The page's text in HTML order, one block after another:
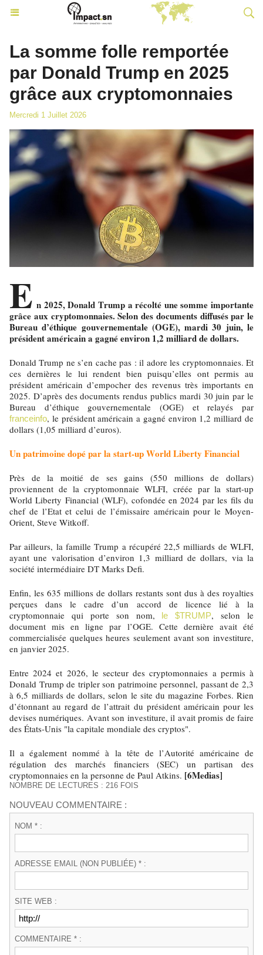
La somme folle remportée
par Donald Trump en 2025
grâce aux cryptomonnaies
Mercredi 1 Juillet 2026
E n 2025, Donald Trump a récolté une somme importante
grâce aux cryptomonnaies. Selon des documents diffusés par le
Bureau d’éthique gouvernementale (OGE), mardi 30 juin, le
président américain a gagné environ 1,2 milliard de dollars.
Donald Trump ne s’en cache pas : il adore les cryptomonnaies. Et
ces dernières le lui rendent bien puisqu’elles ont permis au
président américain d’empocher des revenus très importants en
2025. D’après des documents rendus publics mardi 30 juin par le
Bureau d’éthique gouvernementale (OGE) et relayés par
franceinfo, le président américain a gagné environ 1,2 milliard de
dollars (1,05 milliard d’euros).
Un patrimoine dopé par la start-up World Liberty Financial
Près de la moitié de ses gains (550 millions de dollars)
proviennent de la cryptomonnaie WLFI, créée par la start-up
World Liberty Financial (WLF), cofondée en 2024 par les fils du
chef de l’Etat et celui de l’émissaire américain pour le Moyen-
Orient, Steve Witkoff.
Par ailleurs, la famille Trump a récupéré 22,5 milliards de WLFI,
ayant une valorisation d’environ 1,3 milliard de dollars, via la
société intermédiaire DT Marks Defi.
Enfin, les 635 millions de dollars restants sont dus à des royalties
perçues dans le cadre d’un accord de licence lié à la
cryptomonnaie qui porte son nom,
le $TRUMP, selon le
document mis en ligne par l’OGE. Cette dernière avait été
commercialisée quelques heures seulement avant son investiture,
en janvier 2025.
Entre 2024 et 2026, le secteur des cryptomonnaies a permis à
Donald Trump de tripler son patrimoine personnel, passant de 2,3
à 6,5 milliards de dollars, selon le site du magazine Forbes. Rien
d’étonnant au regard de l’attrait du président américain pour les
devises numériques. Avant son investiture, il avait promis de faire
des États-Unis "la capitale mondiale des cryptos".
Il a également nommé à la tête de l’Autorité américaine de
régulation des marchés financiers (SEC) un partisan des
cryptomonnaies en la personne de Paul Atkins. [6Medias]
NOMBRE DE LECTURES : 216 FOIS
NOUVEAU COMMENTAIRE :
NOM * :
ADRESSE EMAIL (NON PUBLIÉE) * :
SITE WEB :
COMMENTAIRE * :